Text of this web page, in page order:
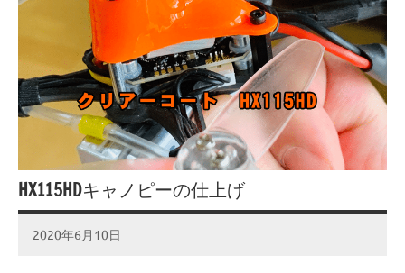
HX115HDキャノピーの仕上げ
2020年6月10日
admin
No